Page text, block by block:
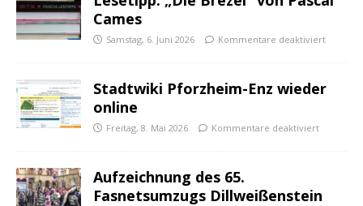
Cames
Samstag, 6. Juni 2026 Kommentare deaktiviert
Stadtwiki Pforzheim-Enz wieder
online
Freitag, 8. Mai 2026 Kommentare deaktiviert
Aufzeichnung des 65.
Fasnetsumzugs Dillweißenstein